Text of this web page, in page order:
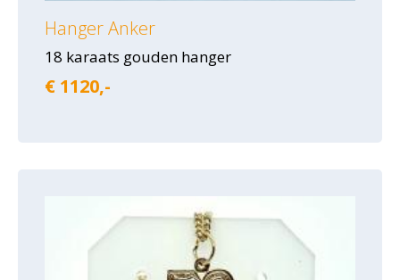
Hanger Anker
18 karaats gouden hanger
€ 1120,-